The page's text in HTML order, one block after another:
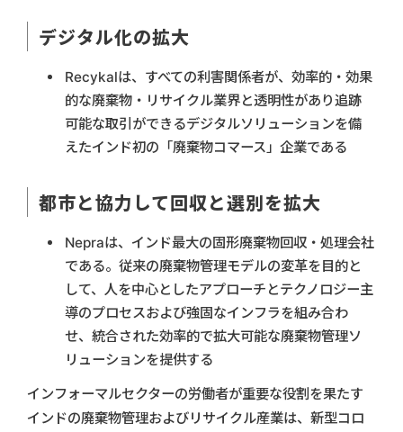
デジタル化の拡大
Recykalは、すべての利害関係者が、効率的・効果
的な廃棄物・リサイクル業界と透明性があり追跡
可能な取引ができるデジタルソリューションを備
えたインド初の「廃棄物コマース」企業である
都市と協力して回収と選別を拡大
Nepraは、インド最大の固形廃棄物回収・処理会社
である。従来の廃棄物管理モデルの変革を目的と
して、人を中心としたアプローチとテクノロジー主
導のプロセスおよび強固なインフラを組み合わ
せ、統合された効率的で拡大可能な廃棄物管理ソ
リューションを提供する
インフォーマルセクターの労働者が重要な役割を果たす
インドの廃棄物管理およびリサイクル産業は、新型コロ